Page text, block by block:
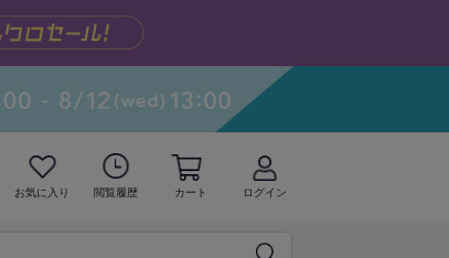
お気に入り 閲覧履歴 カート ログイン